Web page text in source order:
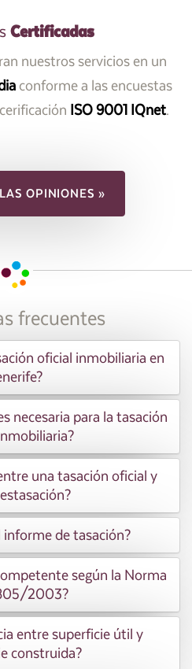
Certificadas
nuestros servicios en un
conforme a las encuestas
ISO 9001 IQnet.
OPINIONES »
frecuentes
oficial inmobiliaria en
necesaria para la tasación
una tasación oficial y
de tasación?
según la Norma
2003?
entre superficie útil y
construida?